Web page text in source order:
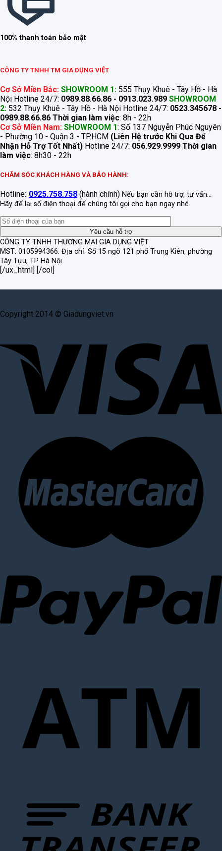
100% thanh toán bảo mật
CÔNG TY TNHH TM GIA DỤNG VIỆT
Cơ Sở Miền Bắc: SHOWROOM 1: 555 Thụy Khuê - Tây Hồ - Hà
Nội Hotline 24/7: 0989.88.66.86 - 0913.023.989 SHOWROOM
2: 532 Thụy Khuê - Tây Hồ - Hà Nội Hotline 24/7: 0523.345678 -
0989.88.66.86 Thời gian làm việc: 8h - 22h
Cơ Sở Miền Nam: SHOWROOM 1: Số 137 Nguyễn Phúc Nguyên
- Phường 10 - Quận 3 - TP.HCM (Liên Hệ trước Khi Qua Để
Nhận Hỗ Trợ Tốt Nhất) Hotline 24/7: 056.929.9999 Thời gian
làm việc: 8h30 - 22h
CHĂM SÓC KHÁCH HÀNG VÀ BẢO HÀNH:
Hotline: 0925.758.758 (hành chính) Nếu bạn cần hỗ trợ, tư vấn...
Hãy để lại số điện thoại để chúng tôi gọi cho bạn ngay nhé.
CÔNG TY TNHH THƯƠNG MẠI GIA DỤNG VIỆT
MST: 0105994366. Địa chỉ: Số 15 ngõ 121 phố Trung Kiên, phường
Tây Tựu, TP Hà Nội
[/ux_html] [/col]
Copyright 2014 © Giadungviet.vn